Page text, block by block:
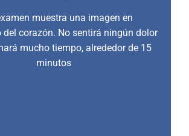
muestra una imagen en
corazón. No sentirá ningún dolor
mucho tiempo, alrededor de 15
minutos